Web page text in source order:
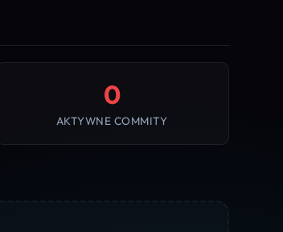
0
AKTYWNE COMMITY